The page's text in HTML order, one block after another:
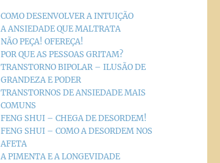
COMO DESENVOLVER A INTUIÇÃO
A ANSIEDADE QUE MALTRATA
NÃO PEÇA! OFEREÇA!
POR QUE AS PESSOAS GRITAM?
TRANSTORNO BIPOLAR – ILUSÃO DE
GRANDEZA E PODER
TRANSTORNOS DE ANSIEDADE MAIS
COMUNS
FENG SHUI – CHEGA DE DESORDEM!
FENG SHUI – COMO A DESORDEM NOS
AFETA
A PIMENTA E A LONGEVIDADE